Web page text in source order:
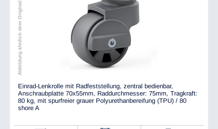
Abbildung ähnlich dem Original
Einrad-Lenkrolle mit Radfeststellung, zentral bedienbar,
Anschraubplatte 70x55mm, Raddurchmesser: 75mm, Tragkraft:
80 kg, mit spurfreier grauer Polyurethanbereifung (TPU) / 80
shore A